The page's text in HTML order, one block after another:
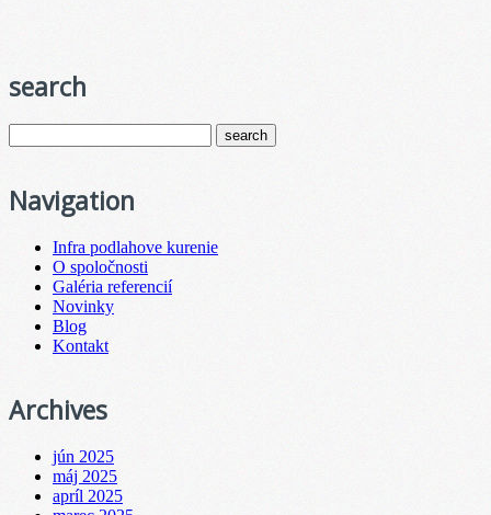
search
Navigation
Infra podlahove kurenie
O spoločnosti
Galéria referencií
Novinky
Blog
Kontakt
Archives
jún 2025
máj 2025
apríl 2025